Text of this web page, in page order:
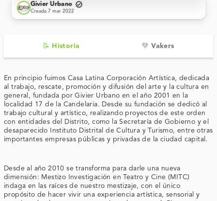
Givier Urbano verified
Creada 7 mar 2022
📝 Historia 💚 Vakers
En principio fuimos Casa Latina Corporación Artística, dedicada
al trabajo, rescate, promoción y difusión del arte y la cultura en
general, fundada por Givier Urbano en el año 2001 en la
localidad 17 de la Candelaria. Desde su fundación se dedicó al
trabajo cultural y artístico, realizando proyectos de este orden
con entidades del Distrito, como la Secretaría de Gobierno y el
desaparecido Instituto Distrital de Cultura y Turismo, entre otras
importantes empresas públicas y privadas de la ciudad capital.
Desde al año 2010 se transforma para darle una nueva
dimensión: Mestizo Investigación en Teatro y Cine (MITC)
indaga en las raíces de nuestro mestizaje, con el único
propósito de hacer vivir una experiencia artística, sensorial y